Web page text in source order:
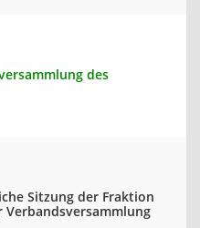
des
Sitzung der Fraktion
Verbandsversammlung